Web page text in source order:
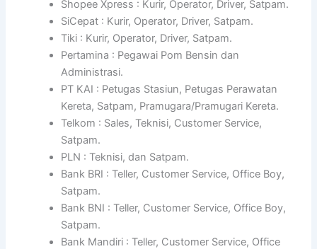
Shopee Xpress : Kurir, Operator, Driver, Satpam.
SiCepat : Kurir, Operator, Driver, Satpam.
Tiki : Kurir, Operator, Driver, Satpam.
Pertamina : Pegawai Pom Bensin dan
Administrasi.
PT KAI : Petugas Stasiun, Petugas Perawatan
Kereta, Satpam, Pramugara/Pramugari Kereta.
Telkom : Sales, Teknisi, Customer Service,
Satpam.
PLN : Teknisi, dan Satpam.
Bank BRI : Teller, Customer Service, Office Boy,
Satpam.
Bank BNI : Teller, Customer Service, Office Boy,
Satpam.
Bank Mandiri : Teller, Customer Service, Office